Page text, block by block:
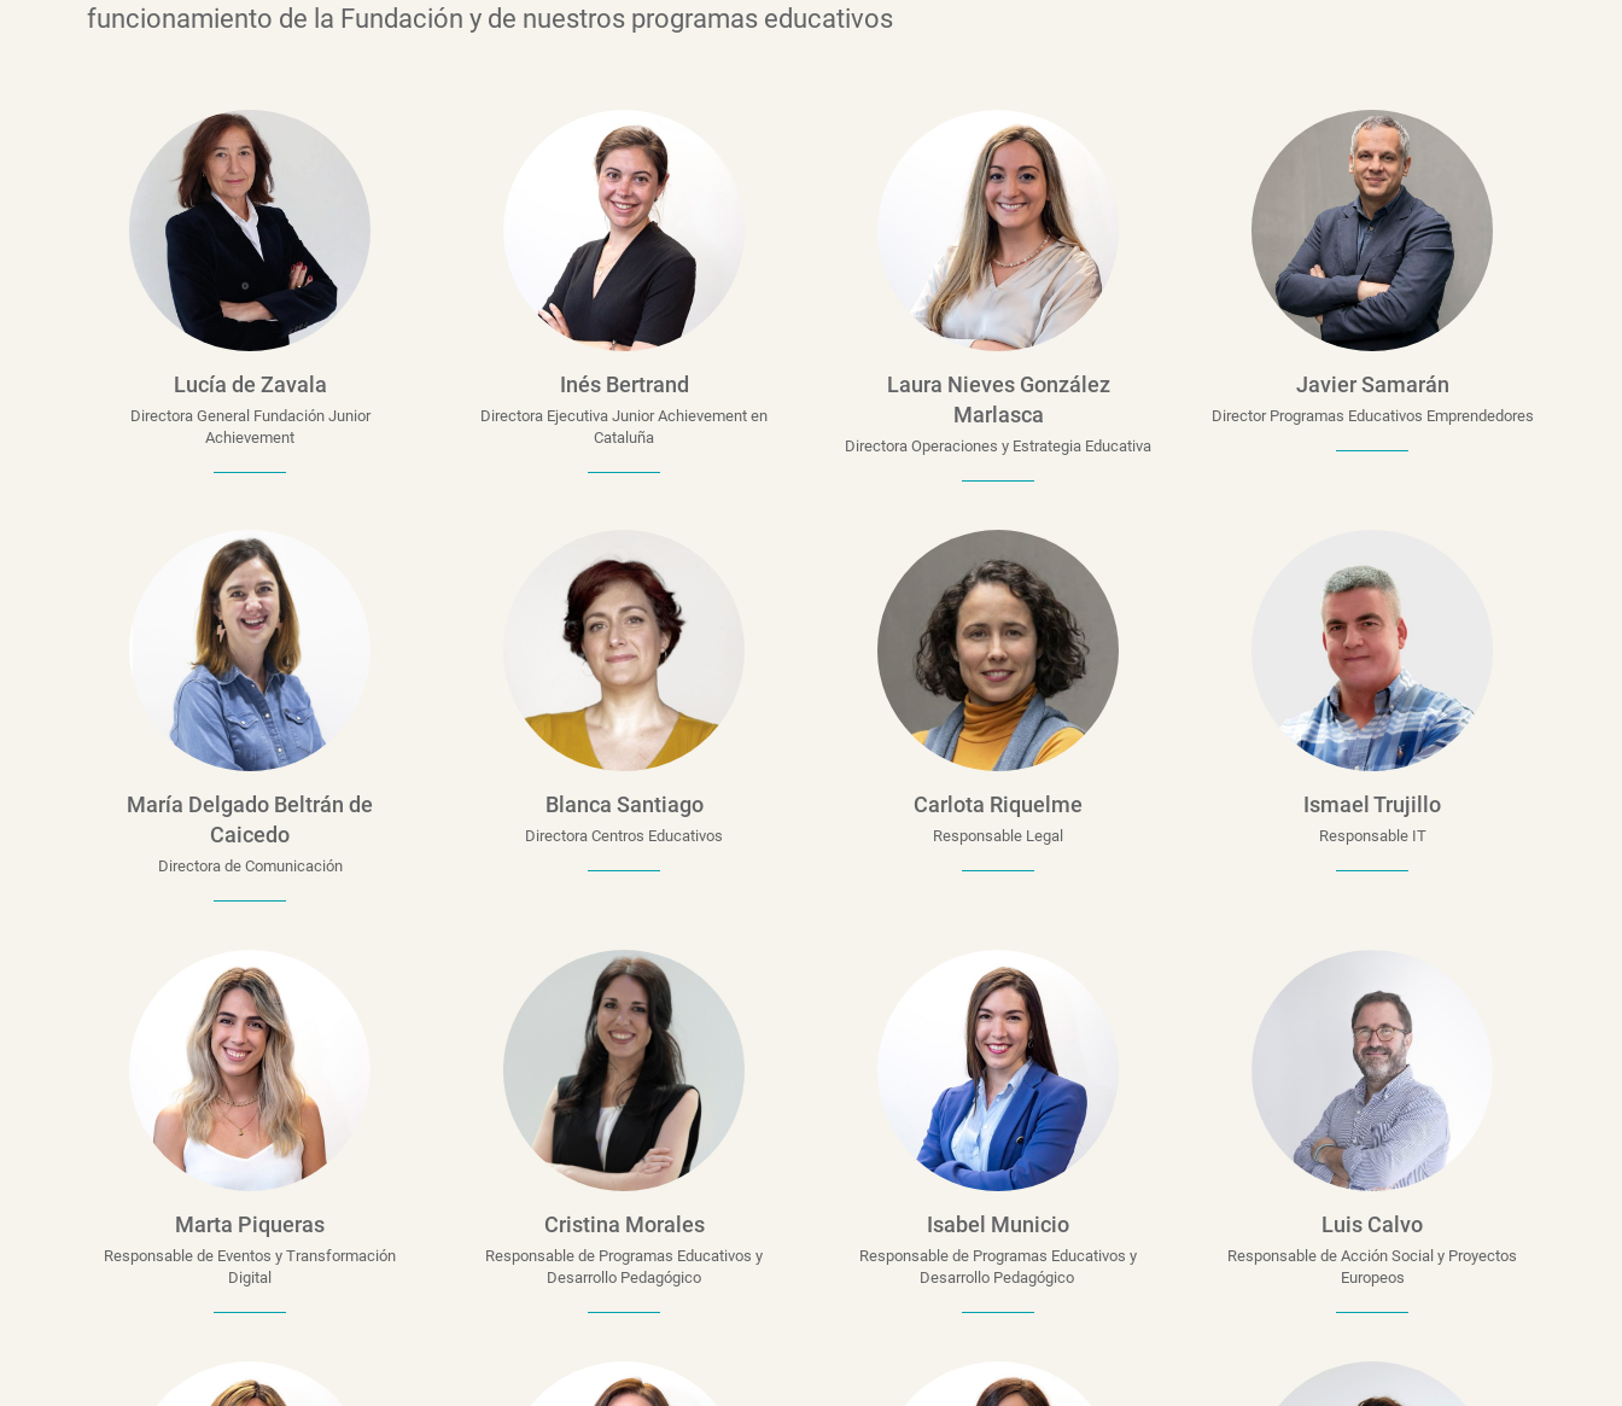
funcionamiento de la Fundación y de nuestros programas educativos
Lucía de Zavala
Directora General Fundación Junior
Achievement
Inés Bertrand
Directora Ejecutiva Junior Achievement en
Cataluña
Laura Nieves González
Marlasca
Directora Operaciones y Estrategia Educativa
Javier Samarán
Director Programas Educativos Emprendedores
María Delgado Beltrán de
Caicedo
Directora de Comunicación
Blanca Santiago
Directora Centros Educativos
Carlota Riquelme
Responsable Legal
Ismael Trujillo
Responsable IT
Marta Piqueras
Responsable de Eventos y Transformación
Digital
Cristina Morales
Responsable de Programas Educativos y
Desarrollo Pedagógico
Isabel Municio
Responsable de Programas Educativos y
Desarrollo Pedagógico
Luis Calvo
Responsable de Acción Social y Proyectos
Europeos